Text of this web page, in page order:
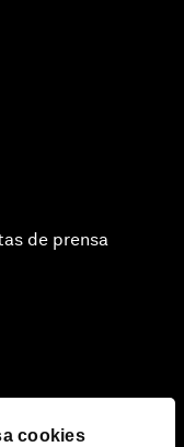
cookies
de prensa